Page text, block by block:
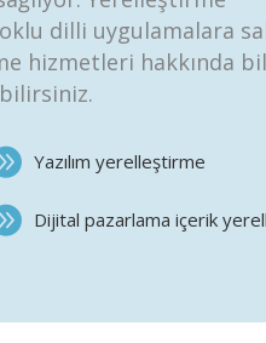
dilli uygulamalara
hizmetleri hakkında
Yazılım yerelleştirme
Dijital pazarlama içerik